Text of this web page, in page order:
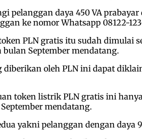
pelanggan daya 450 VA
ke nomor Whatsapp 08122-
PLN gratis itu sudah dimulai
September mendatang.
oleh PLN ini dapat
token listrik PLN gratis ini
mendatang.
yakni pelanggan dengan daya